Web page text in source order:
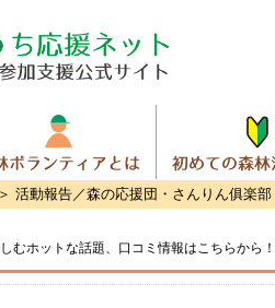
＞ 活動報告／森の応援団・さんりん俱楽部
むホットな話題、 口コミ情報はこちらから！